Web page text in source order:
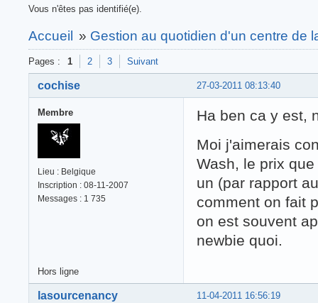
Vous n'êtes pas identifié(e).
Accueil » Gestion au quotidien d'un centre de
Pages : 1 2 3 Suivant
27-03-2011 08:13:40
cochise
Membre
Lieu : Belgique
Inscription : 08-11-2007
Messages : 1 735
Ha ben ca y est,
Moi j'aimerais
Wash, le prix
un (par rapport
comment on fait
on est souvent
newbie quoi.
Hors ligne
11-04-2011 16:56:19
lasourcenancy